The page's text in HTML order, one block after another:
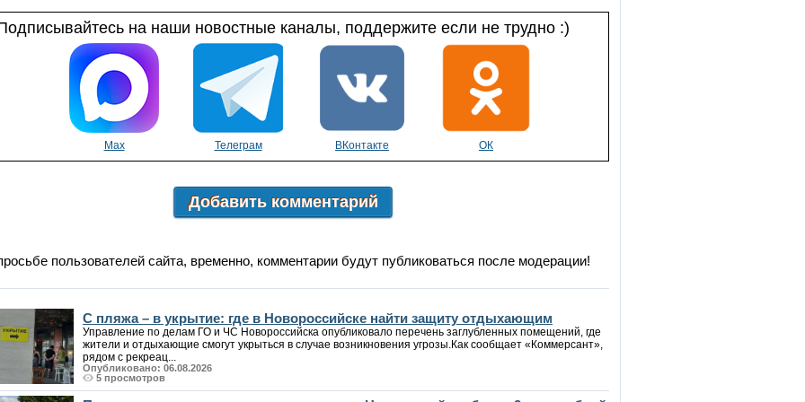
на наши новостные каналы, поддержите если не трудно :)
Max Телеграм ВКонтакте ОК
Добавить комментарий
пользователей сайта, временно, комментарии будут публиковаться после модерации!
С пляжа – в укрытие: где в Новороссийске найти защиту отдыхающим
Управление по делам ГО и ЧС Новороссийска опубликовало перечень заглубленных помещений, где
жители и отдыхающие смогут укрыться в случае возникновения угрозы.Как сообщает «Коммерсант»,
рядом с рекреац...
Опубликовано: 06.08.2026
5 просмотров